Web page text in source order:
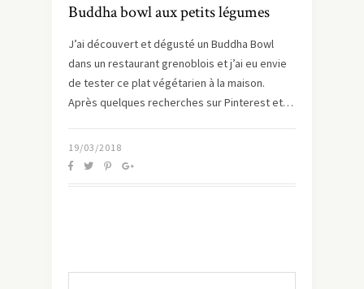
Buddha bowl aux petits légumes
J’ai découvert et dégusté un Buddha Bowl
dans un restaurant grenoblois et j’ai eu envie
de tester ce plat végétarien à la maison.
Après quelques recherches sur Pinterest et…
19/03/2018